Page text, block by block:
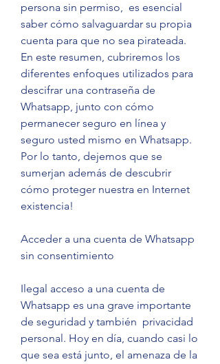
persona sin permiso,  es esencial
saber cómo salvaguardar su propia
cuenta para que no sea pirateada.
En este resumen, cubriremos los
diferentes enfoques utilizados para
descifrar una contraseña de
Whatsapp, junto con cómo
permanecer seguro en línea y
seguro usted mismo en Whatsapp.
Por lo tanto, dejemos que se
sumerjan además de descubrir
cómo proteger nuestra en Internet
existencia!
Acceder a una cuenta de Whatsapp
sin consentimiento
Ilegal acceso a una cuenta de
Whatsapp es una grave importante
de seguridad y también  privacidad
personal. Hoy en día, cuando casi lo
que sea está junto, el amenaza de la